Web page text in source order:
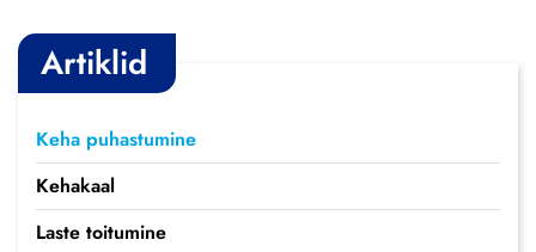
Artiklid
Keha puhastumine
Kehakaal
Laste toitumine